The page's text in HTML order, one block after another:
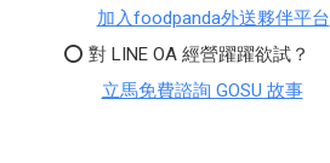
加入foodpanda外送夥伴平台
⭕ 對 LINE OA 經營躍躍欲試？
立馬免費諮詢 GOSU 故事